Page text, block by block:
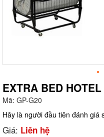
EXTRA BED
Mã: GP-G20
Hãy là người đầu tiên đánh giá
Giá: Liên hệ